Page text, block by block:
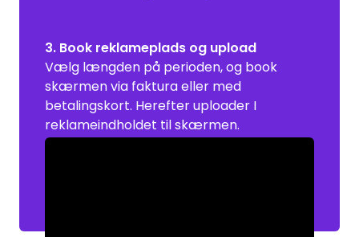
3. Book reklameplads og upload
Vælg længden på perioden, og book
skærmen via faktura eller med
betalingskort. Herefter uploader I
reklameindholdet til skærmen.